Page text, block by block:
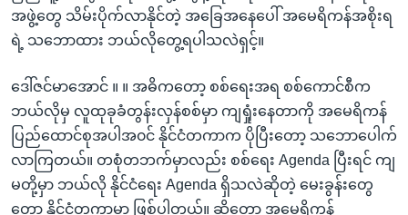
အဖွဲ့‌‌တွေ သိမ်းပိုက်လာနိုင်တဲ့ အခြေအနေ‌ပေါ် အ‌မေရိကန်အစိုးရ
ရဲ့ သဘောထား ဘယ်လို‌တွေ့ရပါသလဲရှင့်။
ဒေါ်ဇင်မာအောင် ။ ။ အဓိကတော့ စစ်ရေးအရ စစ်‌ကောင်စီက
ဘယ်လိုမှ လူထုခုခံတွန်းလှန်စစ်မှာ ကျရှုံး‌နေတာကို အမေရိကန်
ပြည်ထောင်စုအပါအ၀င် နိုင်ငံတကာက ပိုပြီး‌တော့ သဘော‌ပေါက်
လာကြတယ်။ တစုံတဘက်မှာလည်း စစ်ရေး ‌Agenda ပြီးရင် ကျ
မတို့မှာ ဘယ်လို နိုင်ငံရေး Agenda ရှိသလဲဆိုတဲ့ မေးခွန်းတွေ
တော့ နိုင်ငံတကာမှာ ဖြစ်ပါတယ်။ ဆိုတော့ အ‌မေရိကန်